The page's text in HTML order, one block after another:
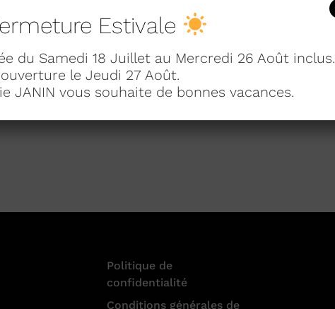
Politique de
confidentialité
Conditions générales de
Estivale
du Samedi 18 Juillet au Mercredi 26 Août inclus.
le Jeudi 27 Août.
JANIN vous souhaite de bonnes vacances.